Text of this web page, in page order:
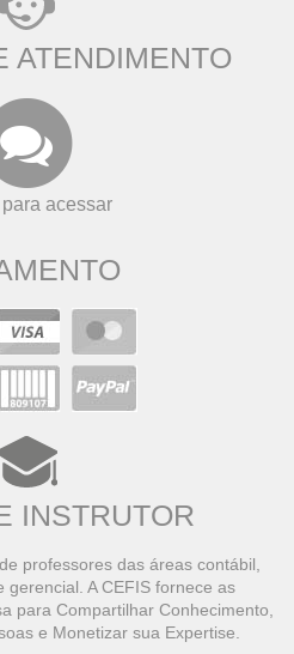
ATENDIMENTO
acessar
INSTRUTOR
professores das áreas contábil,
gerencial. A CEFIS fornece as
para Compartilhar Conhecimento,
e Monetizar sua Expertise.